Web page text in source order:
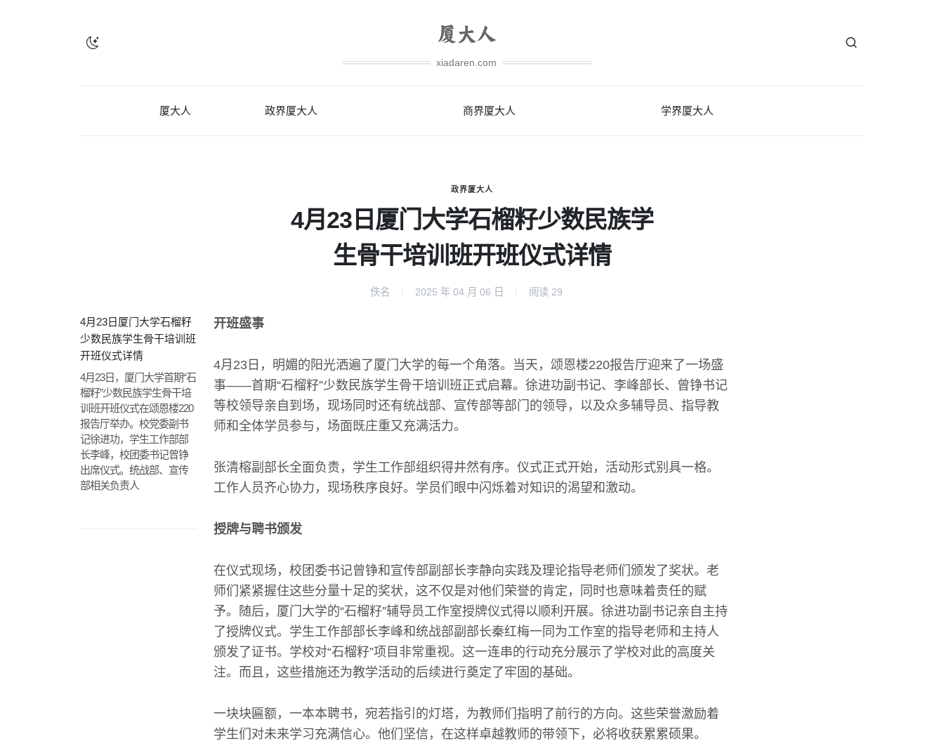
xiadaren.com
厦大人 政界厦大人 商界厦大人 学界厦大人
政界厦大人
4月23日厦门大学石榴籽少数民族学
生骨干培训班开班仪式详情
佚名 2025 年 04 月 06 日 阅读 29
4月23日厦门大学石榴籽
少数民族学生骨干培训班
开班仪式详情
4月23日，厦门大学首期“石
榴籽”少数民族学生骨干培
训班开班仪式在颂恩楼220
报告厅举办。校党委副书
记徐进功，学生工作部部
长李峰，校团委书记曾铮
出席仪式。统战部、宣传
部相关负责人
开班盛事
4月23日，明媚的阳光洒遍了厦门大学的每一个角落。当天，颂恩楼220报告厅迎来了一场盛
事——首期“石榴籽”少数民族学生骨干培训班正式启幕。徐进功副书记、李峰部长、曾铮书记
等校领导亲自到场，现场同时还有统战部、宣传部等部门的领导，以及众多辅导员、指导教
师和全体学员参与，场面既庄重又充满活力。
张清榕副部长全面负责，学生工作部组织得井然有序。仪式正式开始，活动形式别具一格。
工作人员齐心协力，现场秩序良好。学员们眼中闪烁着对知识的渴望和激动。
授牌与聘书颁发
在仪式现场，校团委书记曾铮和宣传部副部长李静向实践及理论指导老师们颁发了奖状。老
师们紧紧握住这些分量十足的奖状，这不仅是对他们荣誉的肯定，同时也意味着责任的赋
予。随后，厦门大学的“石榴籽”辅导员工作室授牌仪式得以顺利开展。徐进功副书记亲自主持
了授牌仪式。学生工作部部长李峰和统战部副部长秦红梅一同为工作室的指导老师和主持人
颁发了证书。学校对“石榴籽”项目非常重视。这一连串的行动充分展示了学校对此的高度关
注。而且，这些措施还为教学活动的后续进行奠定了牢固的基础。
一块块匾额，一本本聘书，宛若指引的灯塔，为教师们指明了前行的方向。这些荣誉激励着
学生们对未来学习充满信心。他们坚信，在这样卓越教师的带领下，必将收获累累硕果。